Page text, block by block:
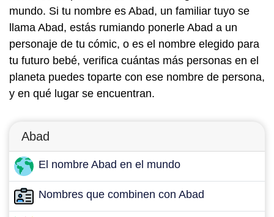
mundo. Si tu nombre es Abad, un familiar tuyo se
llama Abad, estás rumiando ponerle Abad a un
personaje de tu cómic, o es el nombre elegido para
tu futuro bebé, verifica cuántas más personas en el
planeta puedes toparte con ese nombre de persona,
y en qué lugar se encuentran.
Abad
El nombre Abad en el mundo
Nombres que combinen con Abad